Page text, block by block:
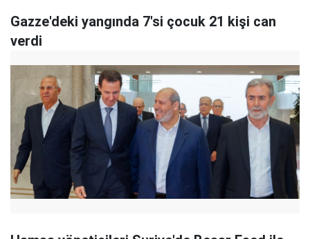
Gazze'deki yangında 7'si çocuk 21 kişi can
verdi